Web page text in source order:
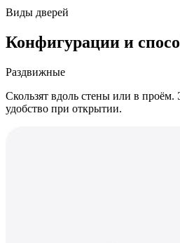
Виды дверей
Конфигурации и
Раздвижные
Скользят вдоль стены или в проём.
удобство при открытии.